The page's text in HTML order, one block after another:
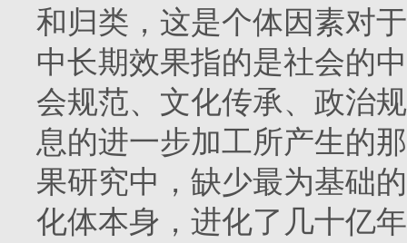
和归类，这是个体因素对
中长期效果指的是社会的
会规范、文化传承、政治
息的进一步加工所产生的
果研究中，缺少最为基础
化体本身，进化了几十亿